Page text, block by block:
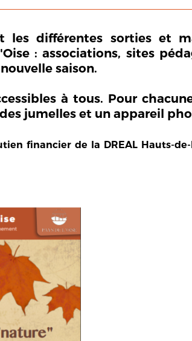
les différentes sorties et
: associations, sites
saison.
à tous. Pour
jumelles et un appareil
financier de la DREAL Hauts-